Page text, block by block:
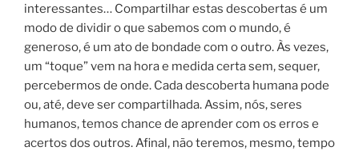
interessantes… Compartilhar estas descobertas é um
modo de dividir o que sabemos com o mundo, é
generoso, é um ato de bondade com o outro. Às vezes,
um “toque” vem na hora e medida certa sem, sequer,
percebermos de onde. Cada descoberta humana pode
ou, até, deve ser compartilhada. Assim, nós, seres
humanos, temos chance de aprender com os erros e
acertos dos outros. Afinal, não teremos, mesmo, tempo